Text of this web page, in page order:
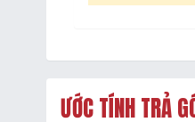
ƯỚC TÍNH TRẢ